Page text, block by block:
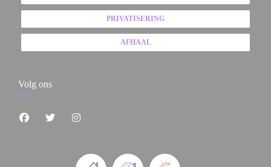
PRIVATISERING
AFHAAL
Volg ons
Facebook ((opent in een nieuw venster))
Twitter ((opent in een nieuw venster))
Instagram ((opent in een nieuw venster))